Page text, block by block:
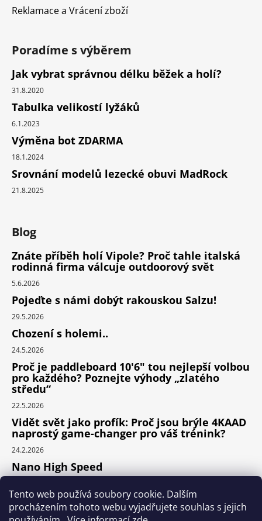
Tento web používá soubory cookie. Dalším
procházením tohoto webu vyjadřujete souhlas s jejich
Reklamace a Vrácení zboží
Poradíme s výběrem
Jak vybrat správnou délku běžek a holí?
31.8.2020
Tabulka velikostí lyžáků
6.1.2023
Výměna bot ZDARMA
18.1.2024
Srovnání modelů lezecké obuvi MadRock
21.8.2025
Blog
Znáte příběh holí Vipole? Proč tahle italská
rodinná firma válcuje outdoorový svět
5.6.2026
Pojeďte s námi dobýt rakouskou Salzu!
29.5.2026
Chození s holemi..
24.5.2026
Proč je paddleboard 10'6" tou nejlepší volbou
pro každého? Poznejte výhody „zlatého
středu“
22.5.2026
Vidět svět jako profík: Proč jsou brýle 4KAAD
naprostý game-changer pro váš trénink?
24.2.2026
Nano High Speed
Nejlepší cyklodoplňky v porovnání cena /
výkon